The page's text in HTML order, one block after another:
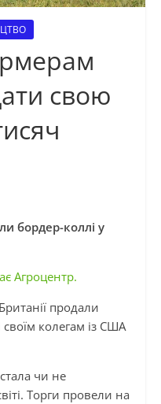
свою
бордер-коллі у
Агроцентр.
продали
колегам із США
чи не
Торги провели на